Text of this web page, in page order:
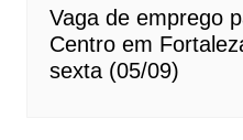
Vaga de emprego
Centro em
sexta (05/09)